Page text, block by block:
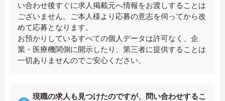
い合わせ後すぐに求人掲載元へ情報をお渡しすることは
ございません。ご本人様より応募の意志を伺ってから改
めて応募となります。
お預かりしているすべての個人データは許可なく、企
業・医療機関側に開示したり、第三者に提供することは
一切ありませんのでご安心ください。
現職の求人も見つけたのですが、問い合わせするこ